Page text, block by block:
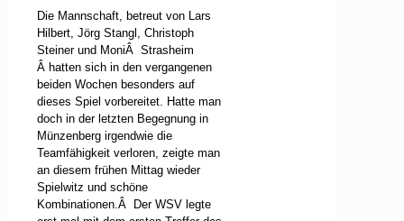
Die Mannschaft, betreut von Lars
Hilbert, Jörg Stangl, Christoph
Steiner und MoniÂ Strasheim
Â hatten sich in den vergangenen
beiden Wochen besonders auf
dieses Spiel vorbereitet. Hatte man
doch in der letzten Begegnung in
Münzenberg irgendwie die
Teamfähigkeit verloren, zeigte man
an diesem frühen Mittag wieder
Spielwitz und schöne
Kombinationen.Â
Der WSV legte